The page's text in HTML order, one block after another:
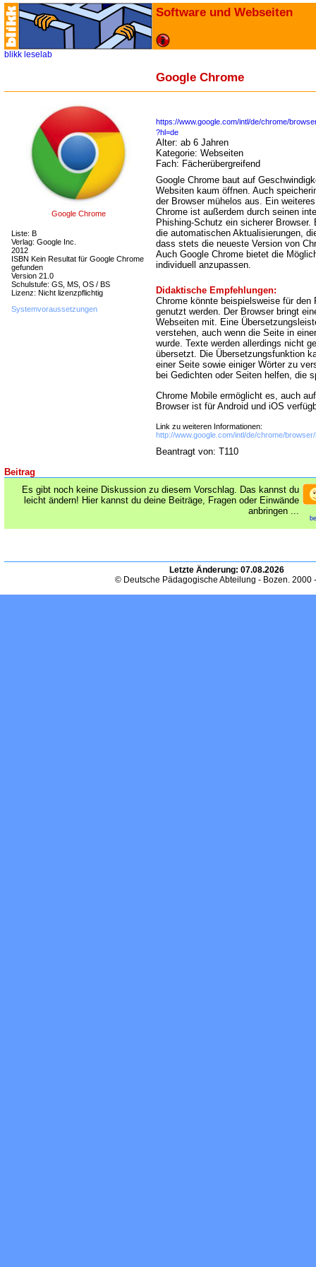
Software und Webseiten
blikk leselab
Google Chrome
Google Chrome
Liste: B
Verlag: Google Inc.
2012
ISBN Kein Resultat für Google Chrome
gefunden
Version 21.0
Schulstufe: GS, MS, OS / BS
Lizenz: Nicht lizenzpflichtig
Systemvoraussetzungen
https://www.google.com/intl/de/chrome/
?hl=de
Alter: ab 6 Jahren
Kategorie: Webseiten
Fach: Fächerübergreifend
Google Chrome baut auf
Websiten kaum öffnen. Auch
der Browser mühelos aus. Ein
Chrome ist außerdem durch seinen
Phishing-Schutz ein sicherer
die automatischen Aktualisierungen,
dass stets die neueste Version von
Auch Google Chrome bietet die
individuell anzupassen.
Didaktische Empfehlungen:
Chrome könnte beispielsweise für den
genutzt werden. Der Browser bringt
Webseiten mit. Eine
verstehen, auch wenn die Seite in
wurde. Texte werden allerdings nicht
übersetzt. Die Übersetzungsfunktion
einer Seite sowie einiger Wörter zu
bei Gedichten oder Seiten helfen, die
Chrome Mobile ermöglicht es, auch
Browser ist für Android und iOS
Link zu weiteren Informationen:
http://www.google.com/intl/de/chrome/
Beantragt von: T110
Beitrag
Es gibt noch keine Diskussion zu diesem Vorschlag. Das kannst du
leicht ändern! Hier kannst du deine Beiträge, Fragen oder Einwände
anbringen ...
Letzte Änderung: 07.08.2026
© Deutsche Pädagogische Abteilung - Bozen. 2000